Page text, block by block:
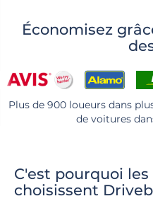
Économisez
Plus de 900 loueurs dans
de voitures
C'est pourquoi
choisissent